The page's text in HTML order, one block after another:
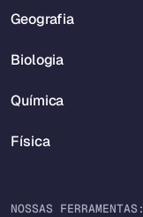
Geografia
Biologia
Química
Física
NOSSAS FERRAMENTAS: